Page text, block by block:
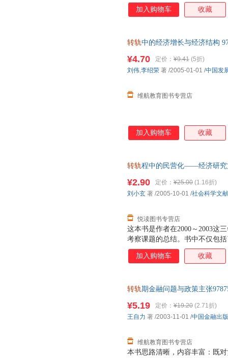
加入购物车 收藏
转轨中的经济增长与经济结构
¥4.70 定价： ¥9.41 (5折)
维航教育图书专营店
刘伟,李绍荣 著 /2005-01-01 /中国发
加入购物车 收藏
转轨程中的民营化——经济研究
这本书是作者在2000～2003这
考察课题的总结。书中不仅包
了来自于实践考察的许多第一
了出处的案例，均来自作者的
的过程。无论人们如何评判、
¥2.90 定价： ¥25.00 (1.16折)
悦读图书专营店
刘小玄 著 /2005-10-01 /社会科学文
加入购物车 收藏
转轨期金融问题与政策主张
本书思路清晰，内容丰富：既
¥5.19 定价： ¥19.20 (2.71折)
维航教育图书专营店
王自力 著 /2003-11-01 /中国金融出